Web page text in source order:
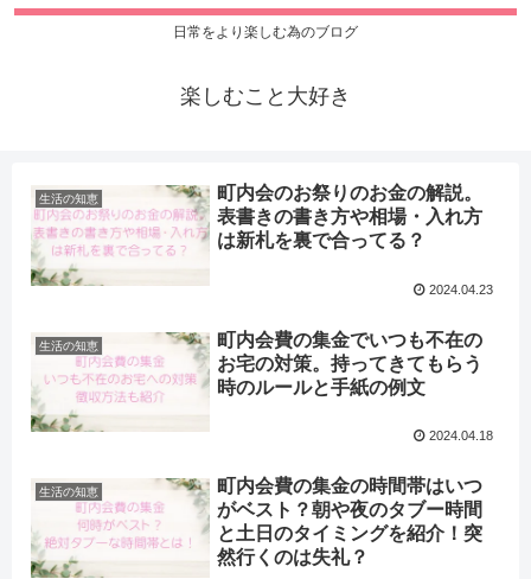
日常をより楽しむ為のブログ
楽しむこと大好き
生活の知恵
町内会のお祭りのお金の解説。
表書きの書き方や相場・入れ方
は新札を裏で合ってる？
2024.04.23
生活の知恵
町内会費の集金でいつも不在の
お宅の対策。持ってきてもらう
時のルールと手紙の例文
2024.04.18
生活の知恵
町内会費の集金の時間帯はいつ
がベスト？朝や夜のタブー時間
と土日のタイミングを紹介！突
然行くのは失礼？